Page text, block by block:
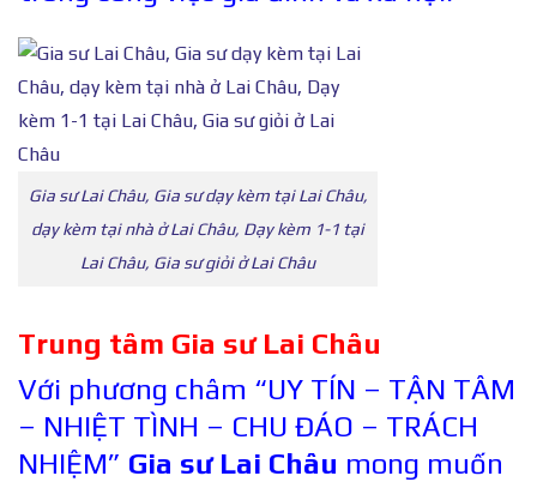
Gia sư Lai Châu, Gia sư dạy kèm tại Lai Châu,
dạy kèm tại nhà ở Lai Châu, Dạy kèm 1-1 tại
Lai Châu, Gia sư giỏi ở Lai Châu
Trung tâm Gia sư Lai Châu
Với phương châm “UY TÍN – TẬN TÂM
– NHIỆT TÌNH – CHU ĐÁO – TRÁCH
NHIỆM” Gia sư Lai Châu mong muốn